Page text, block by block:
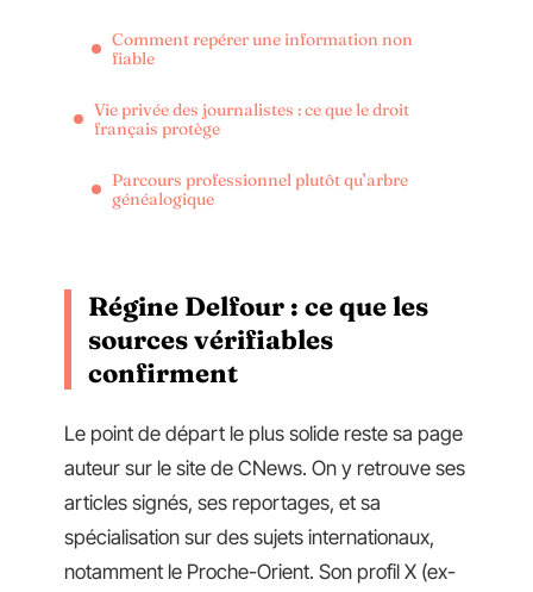
Comment repérer une information non
fiable
Vie privée des journalistes : ce que le droit
français protège
Parcours professionnel plutôt qu’arbre
généalogique
Régine Delfour : ce que les
sources vérifiables
confirment
Le point de départ le plus solide reste sa page
auteur sur le site de CNews. On y retrouve ses
articles signés, ses reportages, et sa
spécialisation sur des sujets internationaux,
notamment le Proche-Orient. Son profil X (ex-